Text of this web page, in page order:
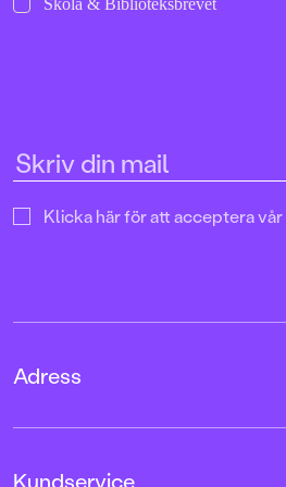
Skola & Biblioteksbrevet
Klicka här för att acceptera vår
Adress
Kundservice